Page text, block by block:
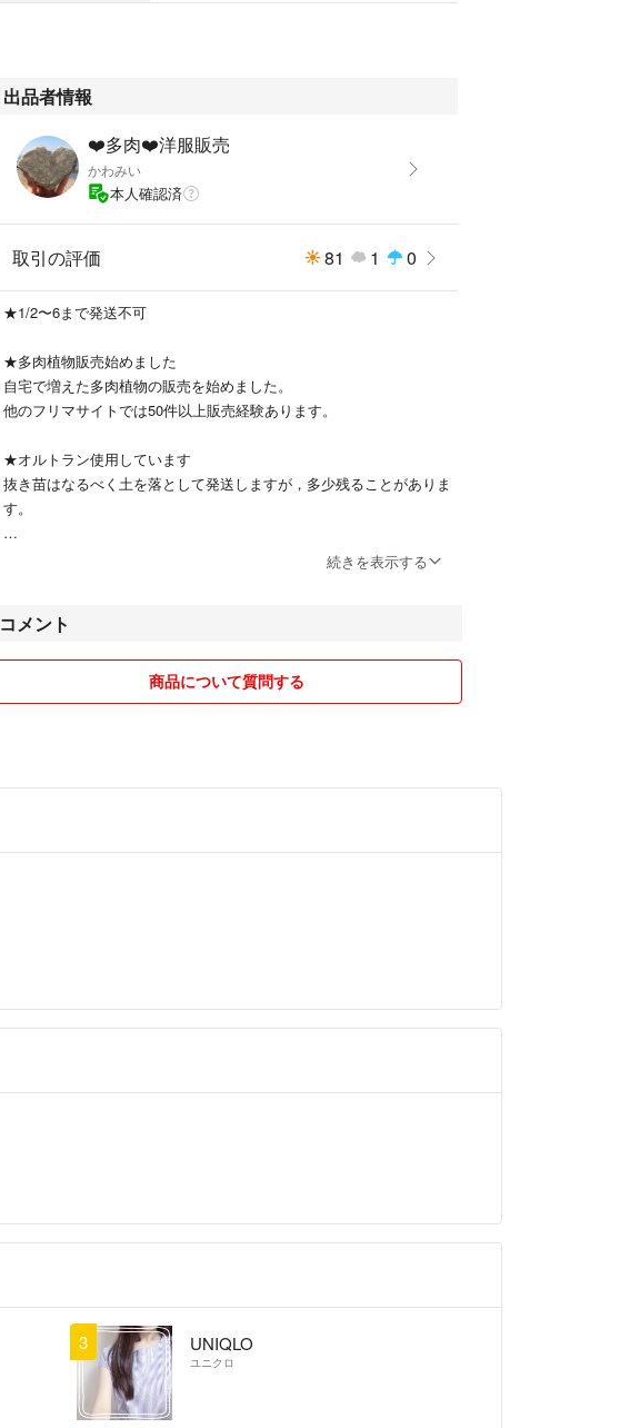
出品者情報
❤️多肉❤️洋服販売
かわみい
本人確認済
取引の評価 81 1 0
★1/2〜6まで発送不可
★多肉植物販売始めました
自宅で増えた多肉植物の販売を始めました。
他のフリマサイトでは50件以上販売経験あります。
★オルトラン使用しています
抜き苗はなるべく土を落として発送しますが，多少残ることがありま
す。
速達希望があればお知らせください。
⭐︎洋服について
・メゾピアノ
基本、前日夜までに購入いただいたものを、翌朝の出勤時に発送する
がありましたら、コメントよりご連絡ください。
続きを表示する
コメント
商品について質問する
3 UNIQLO
ユニクロ